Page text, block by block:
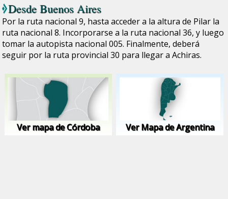
DesdeBuenos Aires
Por la ruta nacional 9, hasta acceder a la altura de Pilar la
ruta nacional 8. Incorporarse a la ruta nacional 36, y luego
tomar la autopista nacional 005. Finalmente, deberá
seguir por la ruta provincial 30 para llegar a Achiras.
Ver mapa de Córdoba Ver Mapa de Argentina